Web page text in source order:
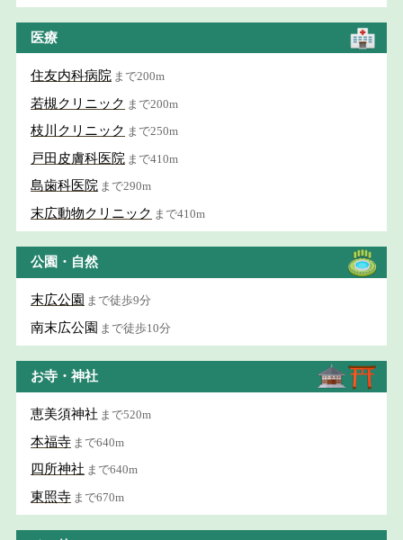
医療
住友内科病院 まで200m
若槻クリニック まで200m
枝川クリニック まで250m
戸田皮膚科医院 まで410m
島歯科医院 まで290m
末広動物クリニック まで410m
公園・自然
末広公園 まで徒歩9分
南末広公園 まで徒歩10分
お寺・神社
恵美須神社 まで520m
本福寺 まで640m
四所神社 まで640m
東照寺 まで670m